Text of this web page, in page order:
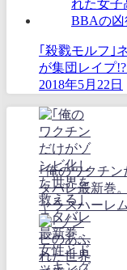
｢殺戮モルフ｣
が集団レイプ
2018年5月22日
｢俺のワクチ
タバレ最新巻
ャラスハーレム